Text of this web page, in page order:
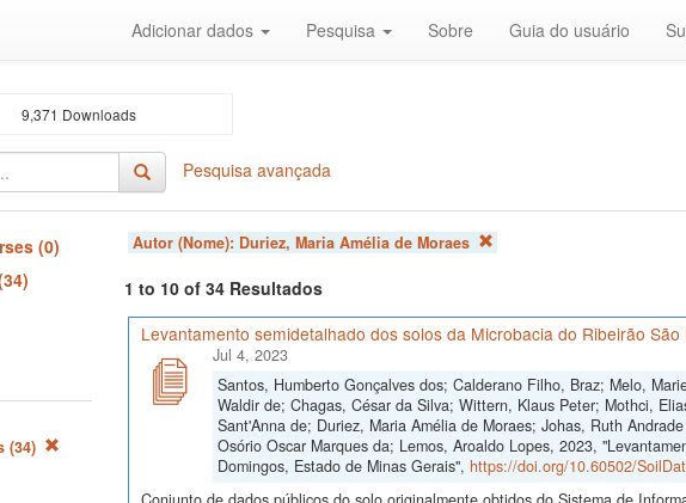
Adicionar dados Pesquisa Sobre Guia do usuário
9,371 Downloads
Pesquisa avançada
(0)
(34)
Autor (Nome): Duriez, Maria Amélia de Moraes
1 to 10 of 34 Resultados
Levantamento semidetalhado dos solos da Microbacia do Ribeirão
Jul 4, 2023
Santos, Humberto Gonçalves dos; Calderano Filho, Braz; Melo,
Waldir de; Chagas, César da Silva; Wittern, Klaus Peter; Mothci,
Sant'Anna de; Duriez, Maria Amélia de Moraes; Johas, Ruth
Osório Oscar Marques da; Lemos, Aroaldo Lopes, 2023,
Domingos, Estado de Minas Gerais", https://doi.org/10.60502/